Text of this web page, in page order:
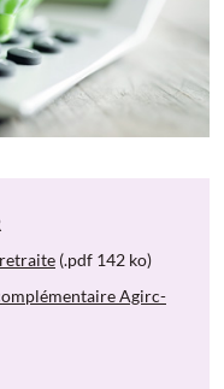
(.pdf 142 ko)
Agirc-